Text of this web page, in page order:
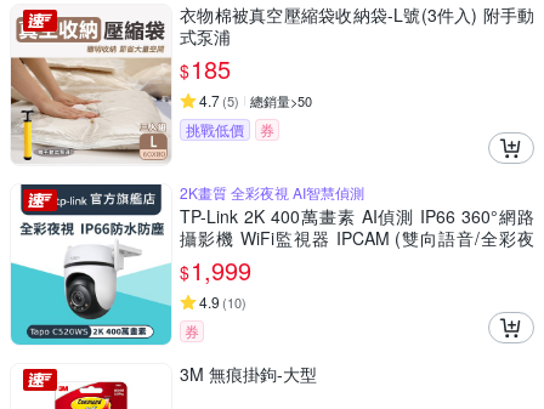
衣物棉被真空壓縮袋收納袋-L號(3件入) 附手動
式泵浦
$185
4.7(5) 總銷量>50
挑戰低價 券
2K畫質 全彩夜視 AI智慧偵測
TP-Link 2K 400萬畫素 AI偵測 IP66 360°網路
攝影機 WiFi監視器 IPCAM (雙向語音/全彩夜
視/Tapo C520WS)
$1,999
4.9 (10)
券
3M 無痕掛鉤-大型